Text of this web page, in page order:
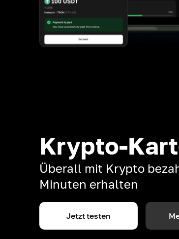
Krypto-
Überall mit Krypto
Minuten erhalten
Jetzt testen